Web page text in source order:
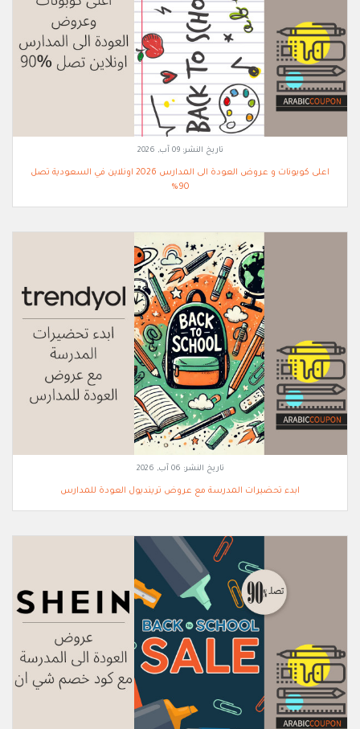
تاريخ النشر:09 آب, 2026
اعلى كوبونات و عروض العودة الى المدارس 2026 اونلاين في السعودية تصل
90%
تاريخ النشر: 06 آب, 2026
ابدء تحضيرات المدرسة مع عروض ترينديول العودة للمدارس